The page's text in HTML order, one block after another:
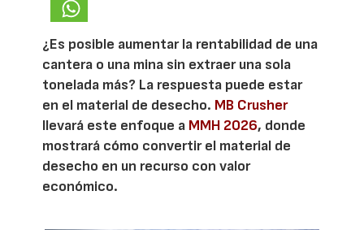
¿Es posible aumentar la rentabilidad de una
cantera o una mina sin extraer una sola
tonelada más? La respuesta puede estar
en el material de desecho. MB Crusher
llevará este enfoque a MMH 2026, donde
mostrará cómo convertir el material de
desecho en un recurso con valor
económico.